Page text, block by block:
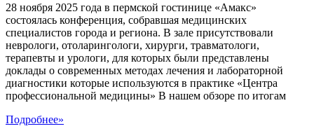
28 ноября 2025 года в пермской гостинице «Амакс»
состоялась конференция, собравшая медицинских
специалистов города и региона. В зале присутствовали
неврологи, отоларингологи, хирурги, травматологи,
терапевты и урологи, для которых были представлены
доклады о современных методах лечения и лабораторной
диагностики которые используются в практике «Центра
профессиональной медицины» В нашем обзоре по итогам
Подробнее»